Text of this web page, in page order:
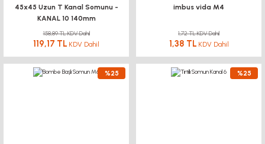
45x45 Uzun T Kanal Somunu -
KANAL 10 140mm
158,89 TL KDV Dahil
119,17 TL KDV Dahil
imbus vida M4
1,72 TL KDV Dahil
1,38 TL KDV Dahil
%25 %25